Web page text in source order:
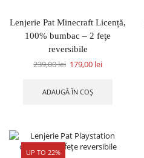
Lenjerie Pat Minecraft Licență,
100% bumbac – 2 feţe
reversibile
239,00lei 179,00 lei
ADAUGĂ ÎN COȘ
UP TO 22%